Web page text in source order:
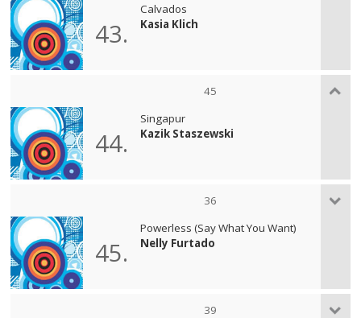
43.
Calvados
Kasia Klich
45
44.
Singapur
Kazik Staszewski
36
45.
Powerless (Say What You Want)
Nelly Furtado
39